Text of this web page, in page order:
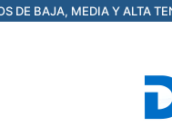
DE BAJA, MEDIA Y ALTA